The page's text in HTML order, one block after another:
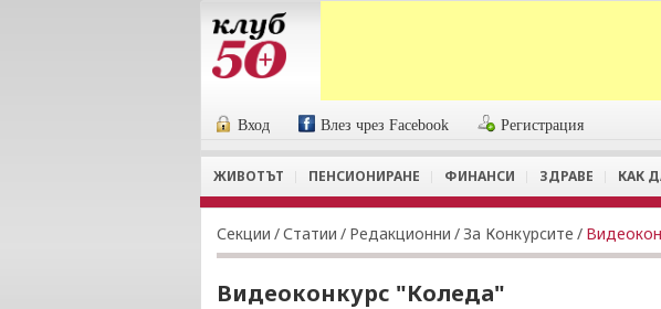
Вход Влез чрез Facebook Регистрация
ЖИВОТЪТ ПЕНСИОНИРАНЕ ФИНАНСИ ЗДРАВЕ КАК
Секции /Статии / Редакционни / За Конкурсите /
Видеоконкурс "Коледа"